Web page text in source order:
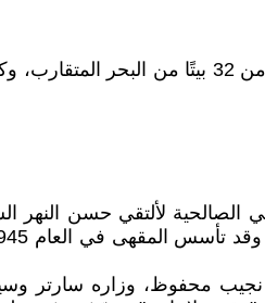
وكان السيد مصطفى جمال الدين قد كتب هو الآخر قصيدة بعنوان "أغنية لزحلة" أو
لألتقي حسن النهر
"مقهى الفيشاوي"، الذي مضى على تأسيسه أكثر من 200 عام، ومن